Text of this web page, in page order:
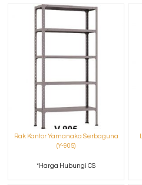
Rak Kantor Yamanaka Serbaguna
(Y-905)
*Harga Hubungi CS